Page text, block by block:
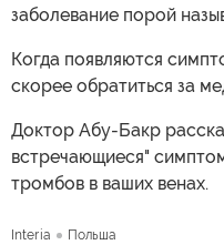
заболевание порой
Когда появляются
скорее обратиться за
Доктор Абу-Бакр
встречающиеся"
тромбов в ваших венах.
Interia Польша